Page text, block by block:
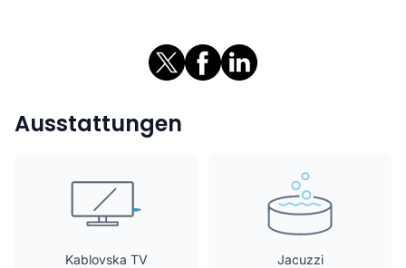
Ausstattungen
Kablovska TV Jacuzzi